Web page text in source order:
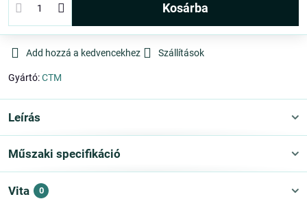
kosárba
Add hozzá a kedvencekhez Szállítások
Gyártó:CTM
Leírás
Műszaki specifikáció
Vita 0